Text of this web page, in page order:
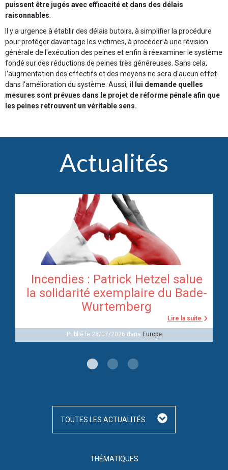
puissent être jugés avec efficacité et dans des délais
raisonnables.
Il y a urgence à établir des délais butoirs, à simplifier la procédure
pour protéger davantage les victimes, à procéder à une révision
générale de l'exécution des peines et enfin à réexaminer le système
fondé sur des réductions de peines très généreuses. Sans cela,
l'augmentation des effectifs et des moyens ne sera d'aucun effet
dans l'amélioration du système. Aussi, il lui demande quelles
mesures sont prévues dans le projet de réforme pénale afin que
les peines retrouvent un véritable sens.
Actualités
Incendies : Patrick Hetzel salue
la solidarité exemplaire du Bade-
Wurtemberg
Lire la suite
Publié le 28/07/2026 dans Europe
THÉMATIQUES
TOUTES LES ACTUALITÉS